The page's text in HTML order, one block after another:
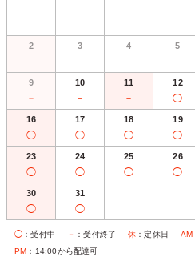
2
－
3
－
4
－
5
－
9
－
10
－
11
－
12
◯
16
◯
17
◯
18
◯
19
◯
23
◯
24
◯
25
◯
26
◯
30
◯
31
◯
◯ ：受付中 － ：受付終了 休 ：定休日 AM
PM ：14:00から配達可